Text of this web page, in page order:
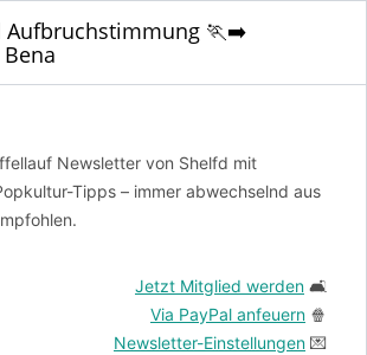
Aufbruchstimmung 🏃‍➡️